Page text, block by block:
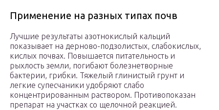
Применение на разных типах почв
Лучшие результаты азотнокислый кальций
показывает на дерново-подзолистых, слабокислых,
кислых почвах. Повышается питательность и
рыхлость земли, погибают болезнетворные
бактерии, грибки. Тяжелый глинистый грунт и
легкие супесчаники удобряют слабо
концентрированным раствором. Противопоказан
препарат на участках со щелочной реакцией.